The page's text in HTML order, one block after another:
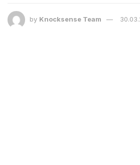
by Knocksense Team